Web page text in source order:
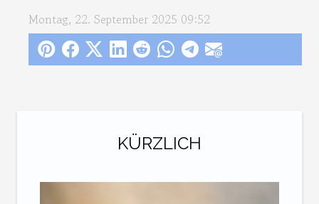
KÜRZLICH
Montag, 22. September 2025 09:52